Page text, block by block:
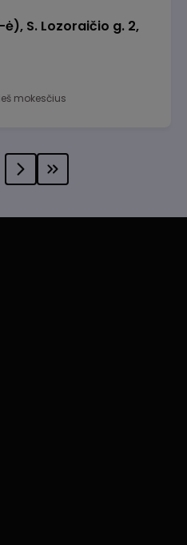
S. Lozoraičio g. 2,
mokesčius